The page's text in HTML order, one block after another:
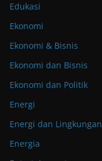
Edukasi
Ekonomi
Ekonomi & Bisnis
Ekonomi dan Bisnis
Ekonomi dan Politik
Energi
Energi dan Lingkungan
Energia